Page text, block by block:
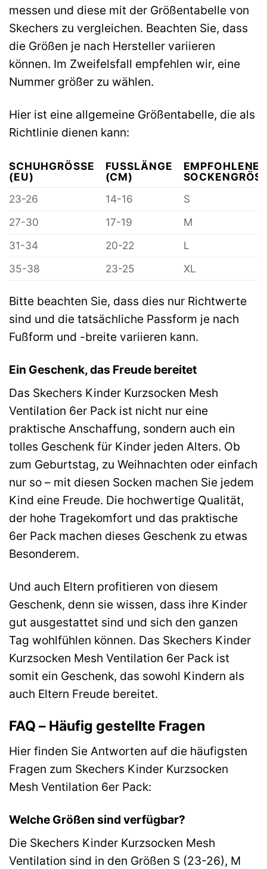
messen und diese mit der Größentabelle von
Skechers zu vergleichen. Beachten Sie, dass
die Größen je nach Hersteller variieren
können. Im Zweifelsfall empfehlen wir, eine
Nummer größer zu wählen.
Hier ist eine allgemeine Größentabelle, die als
Richtlinie dienen kann:
SCHUHGRÖSSE (
EU)
FUSSLÄNGE (
CM)
EMPFOHLENE
23-26
14-16
S
27-30
17-19
M
31-34
20-22
L
35-38
23-25 XL
Bitte beachten Sie, dass dies nur Richtwerte
sind und die tatsächliche Passform je nach
Fußform und -breite variieren kann.
Ein Geschenk, das Freude bereitet
Das Skechers Kinder Kurzsocken Mesh
Ventilation 6er Pack ist nicht nur eine
praktische Anschaffung, sondern auch ein
tolles Geschenk für Kinder jeden Alters. Ob
zum Geburtstag, zu Weihnachten oder einfach
nur so – mit diesen Socken machen Sie jedem
Kind eine Freude. Die hochwertige Qualität,
der hohe Tragekomfort und das praktische
6er Pack machen dieses Geschenk zu etwas
Besonderem.
Und auch Eltern profitieren von diesem
Geschenk, denn sie wissen, dass ihre Kinder
gut ausgestattet sind und sich den ganzen
Tag wohlfühlen können. Das Skechers Kinder
Kurzsocken Mesh Ventilation 6er Pack ist
somit ein Geschenk, das sowohl Kindern als
auch Eltern Freude bereitet.
FAQ – Häufig gestellte Fragen
Hier finden Sie Antworten auf die häufigsten
Fragen zum Skechers Kinder Kurzsocken
Mesh Ventilation 6er Pack:
Welche Größen sind verfügbar?
Die Skechers Kinder Kurzsocken Mesh
Ventilation sind in den Größen S (23-26), M